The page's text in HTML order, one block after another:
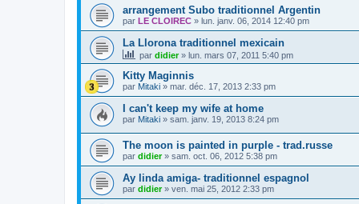
arrangement Subo traditionnel Argentin
par LE CLOIREC » lun. janv. 06, 2014 12:40 pm
La Llorona traditionnel mexicain
par didier» lun. mars 07, 2011 5:40 pm
Kitty Maginnis
par Mitaki » mar. déc. 17, 2013 2:33 pm
I can't keep my wife at home
par Mitaki » sam. janv. 19, 2013 8:24 pm
The moon is painted in purple - trad.russe
par didier» sam. oct. 06, 2012 5:38 pm
Ay linda amiga- traditionnel espagnol
par didier» ven. mai 25, 2012 2:33 pm